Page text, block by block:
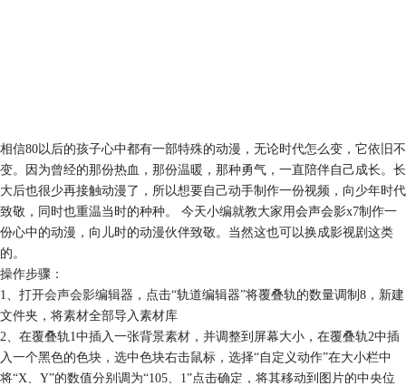
相信80以后的孩子心中都有一部特殊的动漫，无论时代怎么变，它依旧不
变。因为曾经的那份热血，那份温暖，那种勇气，一直陪伴自己成长。长
大后也很少再接触动漫了，所以想要自己动手制作一份视频，向少年时代
致敬，同时也重温当时的种种。 今天小编就教大家用会声会影x7制作一
份心中的动漫，向儿时的动漫伙伴致敬。当然这也可以换成影视剧这类
的。
操作步骤：
1、打开会声会影编辑器，点击“轨道编辑器”将覆叠轨的数量调制8，新建
文件夹，将素材全部导入素材库
2、在覆叠轨1中插入一张背景素材，并调整到屏幕大小，在覆叠轨2中插
入一个黑色的色块，选中色块右击鼠标，选择“自定义动作”在大小栏中
将“X、Y”的数值分别调为“105、1”点击确定，将其移动到图片的中央位